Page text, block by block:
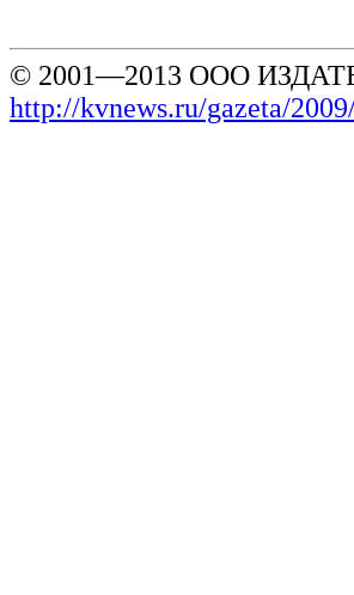
© 2001—2013 ООО
http://kvnews.ru/gazeta/